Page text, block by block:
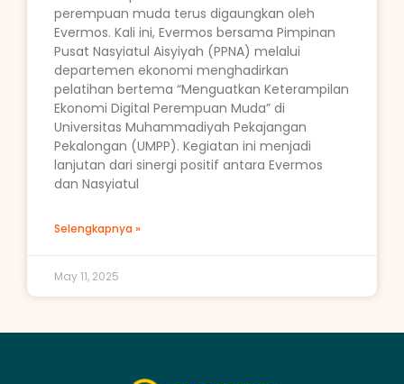
perempuan muda terus digaungkan oleh
Evermos. Kali ini, Evermos bersama Pimpinan
Pusat Nasyiatul Aisyiyah (PPNA) melalui
departemen ekonomi menghadirkan
pelatihan bertema “Menguatkan Keterampilan
Ekonomi Digital Perempuan Muda” di
Universitas Muhammadiyah Pekajangan
Pekalongan (UMPP). Kegiatan ini menjadi
lanjutan dari sinergi positif antara Evermos
dan Nasyiatul
Selengkapnya »
May 11, 2025